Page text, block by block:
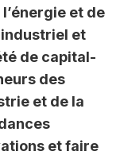
et de
et
de capital-
des
et de la
et faire